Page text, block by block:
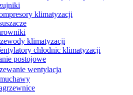
klimatyzacji
klimatyzacji
chłodnic klimatyzacji
postojowe
wentylacja